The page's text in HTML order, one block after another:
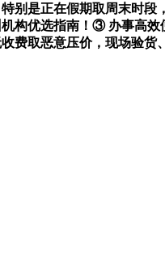
别是正在假期取周末时段
构优选指南！③ 办事高效
费取恶意压价，现场验